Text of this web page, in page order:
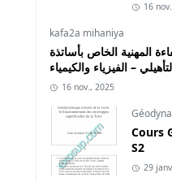
16
kafa2a mihaniya
المهنية الخاص بأساتذة
– الفيزياء والكيمياء
16 nov., 2025
Cours
S2
29